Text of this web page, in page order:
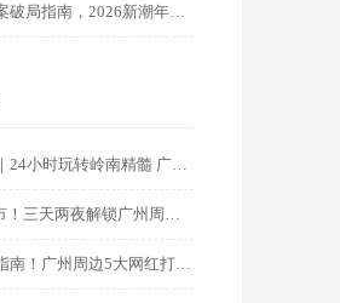
年会策划案破局指南，2026新潮年会创意，让00后员工直呼过 ...
暴走攻略｜24小时玩转岭南精髓 广州一日游精华路线
✨逃离都市！三天两夜解锁广州周边秘境之旅✨
周末撒欢指南！广州周边5大网红打卡地一日游攻略